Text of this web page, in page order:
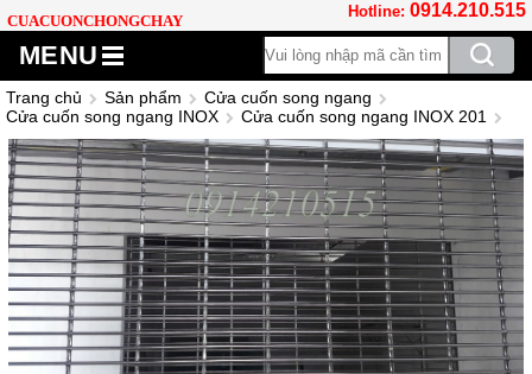
CUACUONCHONGCHAY
Hotline: 0914.210.515
MENU
Trang chủ Sản phẩm
Cửa cuốn song ngang
Cửa cuốn song ngang INOX
Cửa cuốn song ngang INOX 201